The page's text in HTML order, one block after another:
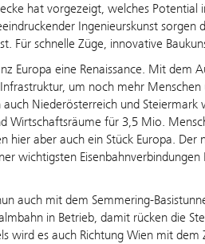
hat vorgezeigt, welches
Ingenieurskunst sorgen
Für schnelle Züge, innovative
Europa eine Renaissance. Mit dem
um noch mehr Menschen
Niederösterreich und Steiermark
Wirtschaftsräume für 3,5 Mio.
aber auch ein Stück Europa. Der
wichtigsten
auch mit dem Semmering-
in Betrieb, damit rücken die
wird es auch Richtung Wien mit dem